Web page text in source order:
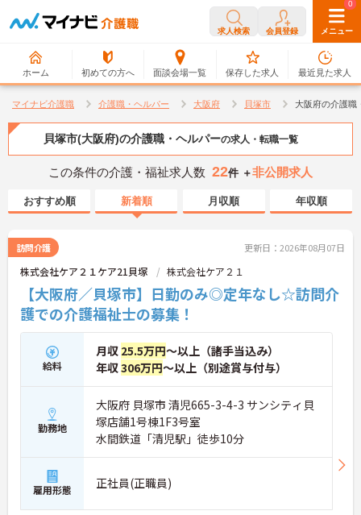
求人検索 会員登録 メニュー
ホーム 初めての方へ 面談会場一覧
0
保存した求人
0
最近見た求人
マイナビ介護職 介護職・ヘルパー 大阪府 貝塚市 大阪府の介護職
貝塚市(大阪府)の介護職・ヘルパーの求人・転職一覧
この条件の介護・福祉求人数 22件 ＋非公開求人
おすすめ順 新着順 月収順 年収順
訪問介護 更新日：2026年08月07日
株式会社ケア２１ケア21貝塚 株式会社ケア２１
【大阪府／貝塚市】日勤のみ◎定年なし☆訪問介
護での介護福祉士の募集！
給料
月収 25.5万円～以上（諸手当込み）
年収306万円～以上（別途賞与付与）
勤務地
大阪府 貝塚市 清児665-3-4-3 サンシティ貝
塚店舗1号棟1F3号室
水間鉄道「清児駅」徒歩10分
雇用形態 正社員(正職員)